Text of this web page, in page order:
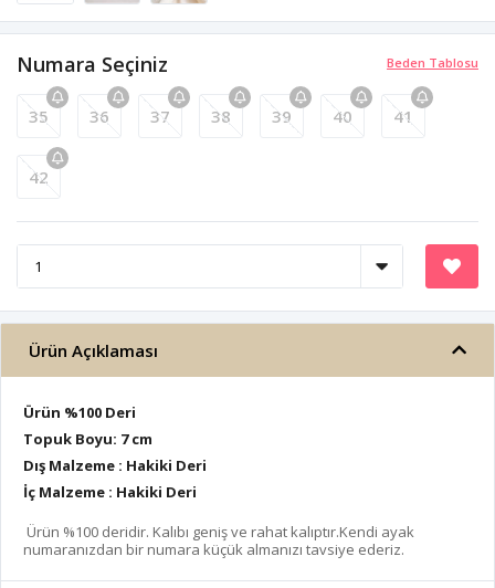
Beden Tablosu
Numara Seçiniz
35 36 37 38 39 40 41
42
Ürün Açıklaması
Ürün %100 Deri
Topuk Boyu: 7 cm
Dış Malzeme : Hakiki Deri
İç Malzeme : Hakiki Deri
Ürün %100 deridir. Kalıbı geniş ve rahat kalıptır.Kendi ayak
numaranızdan bir numara küçük almanızı tavsiye ederiz.